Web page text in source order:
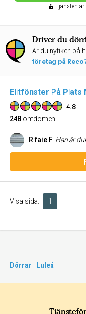
Tjänsten
Driver du
Är du nyfiken på
företag på
Elitfönster På Plats
4.8
248 omdömen
Rifaie F: Han är
Visa sida: 1
Dörrar i Luleå